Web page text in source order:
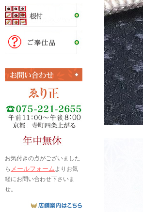
お気付きの点がございました
ら メールフォームよりお気
軽にお問い合わせ下さいま
せ。